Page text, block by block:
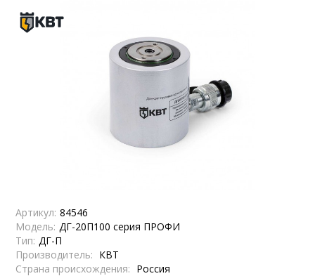
Артикул: 84546
Модель: ДГ-20П100 серия ПРОФИ
Тип: ДГ-П
Производитель: КВТ
Страна происхождения: Россия